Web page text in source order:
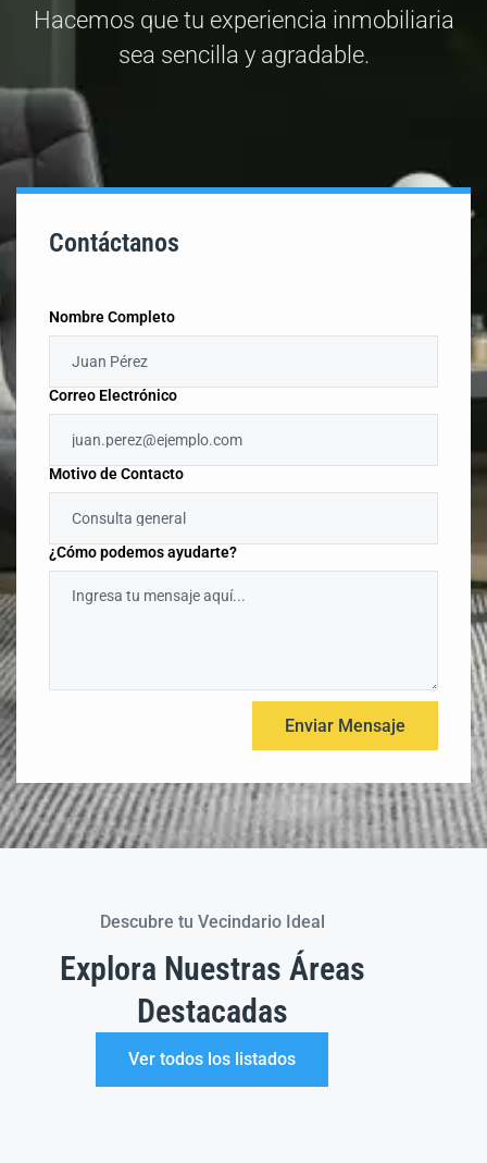
Hacemos que tu experiencia inmobiliaria
sea sencilla y agradable.
Contáctanos
Nombre Completo
Correo Electrónico
Motivo de Contacto
¿Cómo podemos ayudarte?
Descubre tu Vecindario Ideal
Explora Nuestras Áreas
Destacadas
Ver todos los listados